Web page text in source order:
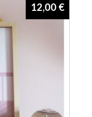
12,00 €